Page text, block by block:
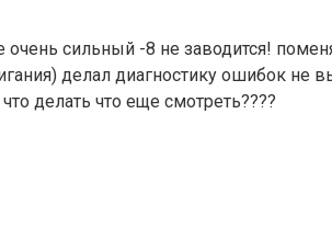
сильный -8 не заводится!
делал диагностику ошибок не
делать что еще смотреть????